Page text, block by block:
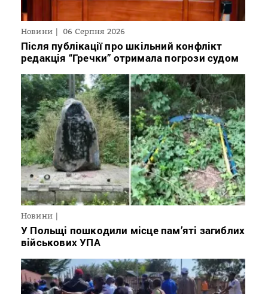
Новини 06 Серпня 2026
Після публікації про шкільний конфлікт
редакція “Гречки” отримала погрози судом
Новини
У Польщі пошкодили місце пам’яті загиблих
військових УПА